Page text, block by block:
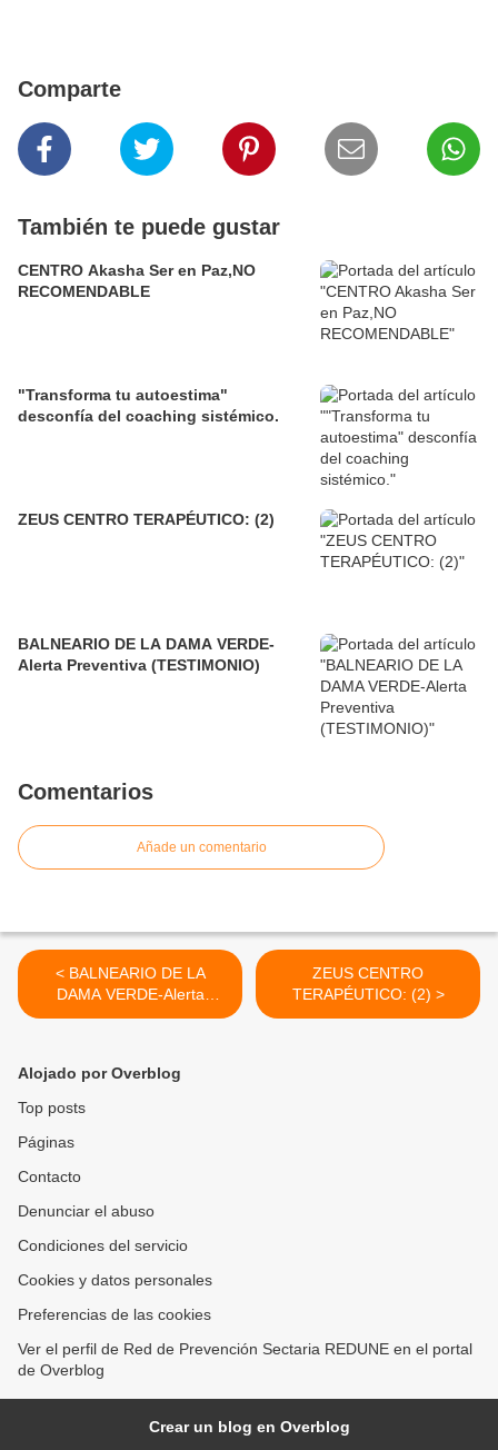
Comparte
También te puede gustar
CENTRO Akasha Ser en Paz,NO
RECOMENDABLE
"Transforma tu autoestima"
desconfía del coaching sistémico.
ZEUS CENTRO TERAPÉUTICO: (2)
BALNEARIO DE LA DAMA VERDE-
Alerta Preventiva (TESTIMONIO)
Comentarios
Añade un comentario
< BALNEARIO DE LA
DAMA VERDE-Alerta
Preventiva (TESTIMONIO)
ZEUS CENTRO
TERAPÉUTICO: (2) >
Alojado por Overblog
Top posts
Páginas
Contacto
Denunciar el abuso
Condiciones del servicio
Cookies y datos personales
Preferencias de las cookies
Ver el perfil de Red de Prevención Sectaria REDUNE en el portal
de Overblog
Crear un blog en Overblog